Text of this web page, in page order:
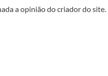
a opinião do criador do site.